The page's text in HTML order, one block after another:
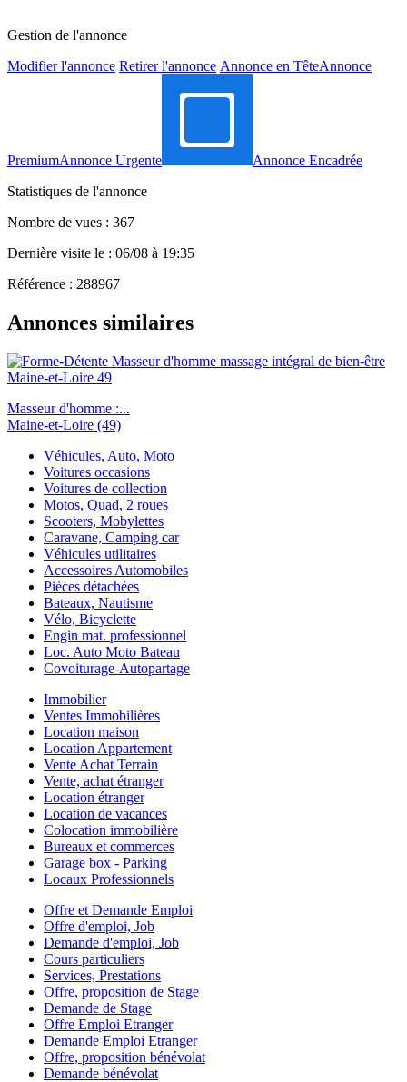
Gestion de l'annonce
Modifier l'annonce Retirer l'annonce Annonce en TêteAnnonce
PremiumAnnonce Urgente
Annonce Encadrée
Statistiques de l'annonce
Nombre de vues : 367
Dernière visite le : 06/08 à 19:35
Référence : 288967
Annonces similaires
Masseur d'homme :...
Maine-et-Loire (49)
Véhicules, Auto, Moto
Voitures occasions
Voitures de collection
Motos, Quad, 2 roues
Scooters, Mobylettes
Caravane, Camping car
Véhicules utilitaires
Accessoires Automobiles
Pièces détachées
Bateaux, Nautisme
Vélo, Bicyclette
Engin mat. professionnel
Loc. Auto Moto Bateau
Covoiturage-Autopartage
Immobilier
Ventes Immobilières
Location maison
Location Appartement
Vente Achat Terrain
Vente, achat étranger
Location étranger
Location de vacances
Colocation immobilière
Bureaux et commerces
Garage box - Parking
Locaux Professionnels
Offre et Demande Emploi
Offre d'emploi, Job
Demande d'emploi, Job
Cours particuliers
Services, Prestations
Offre, proposition de Stage
Demande de Stage
Offre Emploi Etranger
Demande Emploi Etranger
Offre, proposition bénévolat
Demande bénévolat